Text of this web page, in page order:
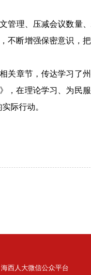
管理、压减会议数量
不断增强保密意识，
关章节，传达学习了
，在理论学习、为民服
际行动。
海西人大微信公众平台